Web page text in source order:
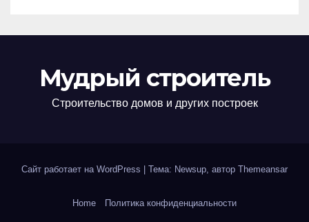
Мудрый строитель
Строительство домов и других построек
Сайт работает на WordPress Тема: Newsup, автор Themeansar
Home Политика конфиденциальности